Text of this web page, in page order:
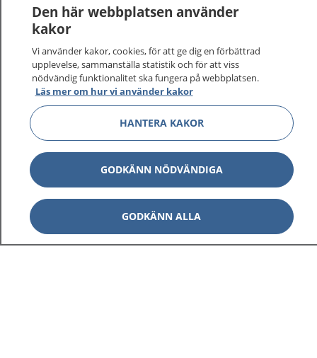
1177–tryggt om din hälsa och vård
På 1177.se får du råd om hälsa och information om
sjukdomar och vilka mottagningar du kan kontakta.
Logga in för att läsa din journal och göra dina
vårdärenden. Ring telefonnummer 1177 för
sjukvårdsrådgivning dygnet runt.
1177 ger dig råd när du vill må bättre.
1177 på flera språk Visa
Den här webbplatsen använder
kakor
Vi använder kakor, cookies, för att ge dig en förbättrad
upplevelse, sammanställa statistik och för att viss
nödvändig funktionalitet ska fungera på webbplatsen.
Läs mer om hur vi använder kakor
HANTERA KAKOR
GODKÄNN NÖDVÄNDIGA
GODKÄNN ALLA